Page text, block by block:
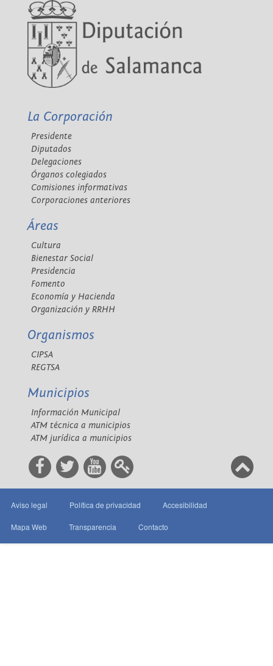
La Corporación
Presidente
Diputados
Delegaciones
Órganos colegiados
Comisiones informativas
Corporaciones anteriores
Áreas
Cultura
Bienestar Social
Presidencia
Fomento
Economía y Hacienda
Organización y RRHH
Organismos
CIPSA
REGTSA
Municipios
Información Municipal
ATM técnica a municipios
ATM jurídica a municipios
Aviso legal Política de privacidad Accesibilidad
Mapa Web Transparencia Contacto